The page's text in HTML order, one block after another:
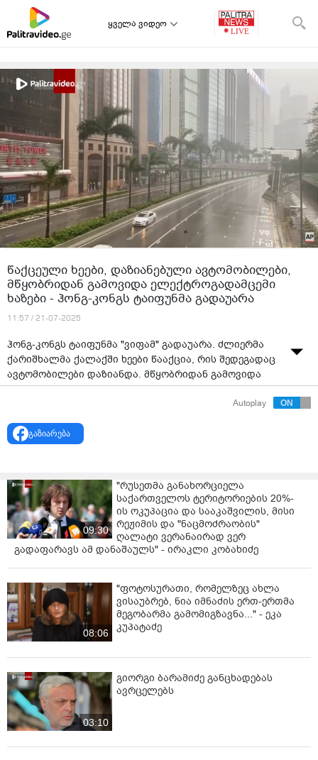
ყველა ვიდეო
წაქცეული ხეები, დაზიანებული ავტომობილები,
მწყობრიდან გამოვიდა ელექტროგადამცემი
ხაზები - ჰონგ-კონგს ტაიფუნმა გადაუარა
11:57 / 21-07-2025
ჰონგ-კონგს ტაიფუნმა "ვიფამ" გადაუარა. ძლიერმა
ქარიშხალმა ქალაქში ხეები წააქცია, რის შედეგადაც
ავტომობილები დაზიანდა. მწყობრიდან გამოვიდა
ელექტროგადამცემი ხაზები.ჰონგ-კონგს ტაიფუნმა
უამინდობის გამო, შეიზღუდა ტრანსპორტის
გადაადგილება. გაუქმდა 200-ზე მეტი ავიარეისი.
არ გავრცელებულა.
Autoplay
გაზიარება
09:30
"რუსეთმა განახორციელა
საქართველოს ტერიტორიების 20%-
ის ოკუპაცია და სააკაშვილის, მისი
რეჟიმის და "ნაცმოძრაობის"
ღალატი ვერანაირად ვერ
გადაფარავს ამ დანაშაულს" - ირაკლი კობახიძე
08:06
"ფოტოსურათი, რომელზეც ახლა
ვისაუბრებ, ნია იმნაძის ერთ-ერთმა
მეგობარმა გამომიგზავნა..." - ეკა
კუპატაძე
03:10
გიორგი ბარამიძე განცხადებას
ავრცელებს